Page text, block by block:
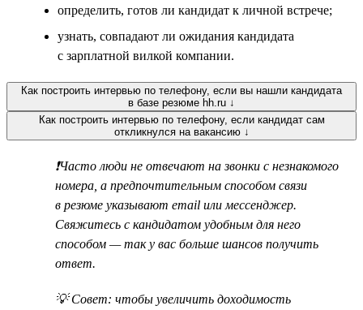
определить, готов ли кандидат к личной встрече;
узнать, совпадают ли ожидания кандидата
с зарплатной вилкой компании.
Как построить интервью по телефону, если вы нашли кандидата
в базе резюме hh.ru ↓
Как построить интервью по телефону, если кандидат сам
откликнулся на вакансию ↓
❗Часто люди не отвечают на звонки с незнакомого
номера, а предпочтительным способом связи
в резюме указывают email или мессенджер.
Свяжитесь с кандидатом удобным для него
способом — так у вас больше шансов получить
ответ.
💡 Совет: чтобы увеличить доходимость